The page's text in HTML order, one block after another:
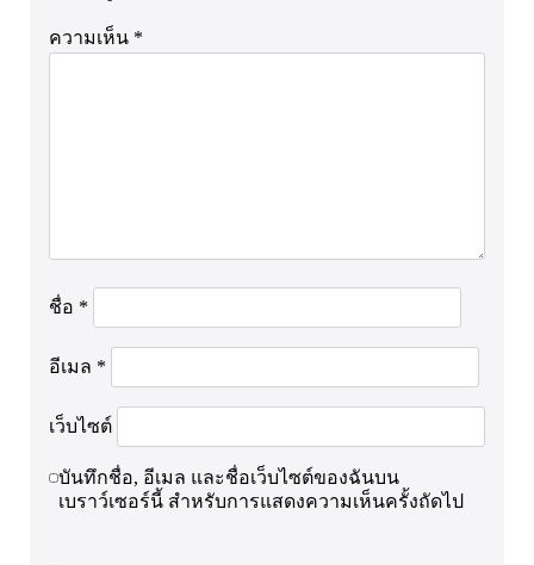
ความเห็น *
ชื่อ *
อีเมล *
เว็บไซต์
บันทึกชื่อ, อีเมล และชื่อเว็บไซต์ของฉันบน
เบราว์เซอร์นี้ สำหรับการแสดงความเห็นครั้งถัดไป